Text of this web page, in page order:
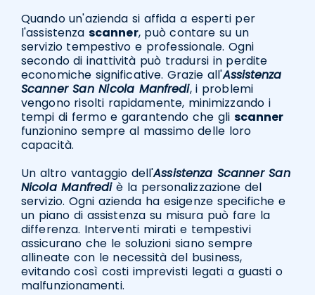
Quando un'azienda si affida a esperti per
l'assistenza scanner, può contare su un
servizio tempestivo e professionale. Ogni
secondo di inattività può tradursi in perdite
economiche significative. Grazie all'Assistenza
Scanner San Nicola Manfredi, i problemi
vengono risolti rapidamente, minimizzando i
tempi di fermo e garantendo che gli scanner
funzionino sempre al massimo delle loro
capacità.
Un altro vantaggio dell'Assistenza Scanner San
Nicola Manfrediè la personalizzazione del
servizio. Ogni azienda ha esigenze specifiche e
un piano di assistenza su misura può fare la
differenza. Interventi mirati e tempestivi
assicurano che le soluzioni siano sempre
allineate con le necessità del business,
evitando così costi imprevisti legati a guasti o
malfunzionamenti.